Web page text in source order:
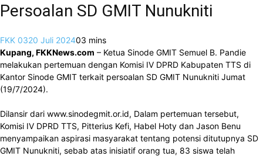
Persoalan SD GMIT Nunukniti
FKK 0320 Juli 202403 mins
Kupang, FKKNews.com – Ketua Sinode GMIT Semuel B. Pandie
melakukan pertemuan dengan Komisi IV DPRD Kabupaten TTS di
Kantor Sinode GMIT terkait persoalan SD GMIT Nunukniti Jumat
(19/7/2024).
Dilansir dari www.sinodegmit.or.id, Dalam pertemuan tersebut,
Komisi IV DPRD TTS, Pitterius Kefi, Habel Hoty dan Jason Benu
menyampaikan aspirasi masyarakat tentang potensi ditutupnya SD
GMIT Nunukniti, sebab atas inisiatif orang tua, 83 siswa telah